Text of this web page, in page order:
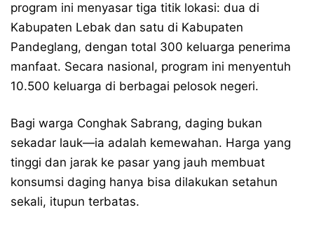
program ini menyasar tiga titik lokasi: dua di
Kabupaten Lebak dan satu di Kabupaten
Pandeglang, dengan total 300 keluarga penerima
manfaat. Secara nasional, program ini menyentuh
10.500 keluarga di berbagai pelosok negeri.
Bagi warga Conghak Sabrang, daging bukan
sekadar lauk—ia adalah kemewahan. Harga yang
tinggi dan jarak ke pasar yang jauh membuat
konsumsi daging hanya bisa dilakukan setahun
sekali, itupun terbatas.